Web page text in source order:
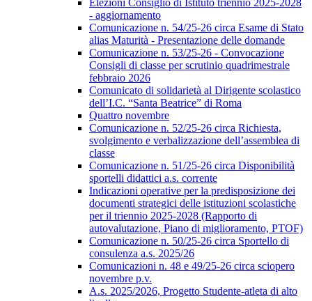
Elezioni Consiglio di Istituto triennio 2025-2028
- aggiornamento
Comunicazione n. 54/25-26 circa Esame di Stato
alias Maturità - Presentazione delle domande
Comunicazione n. 53/25-26 - Convocazione
Consigli di classe per scrutinio quadrimestrale
febbraio 2026
Comunicato di solidarietà al Dirigente scolastico
dell’I.C. “Santa Beatrice” di Roma
Quattro novembre
Comunicazione n. 52/25-26 circa Richiesta,
svolgimento e verbalizzazione dell’assemblea di
classe
Comunicazione n. 51/25-26 circa Disponibilità
sportelli didattici a.s. corrente
Indicazioni operative per la predisposizione dei
documenti strategici delle istituzioni scolastiche
per il triennio 2025-2028 (Rapporto di
autovalutazione, Piano di miglioramento, PTOF)
Comunicazione n. 50/25-26 circa Sportello di
consulenza a.s. 2025/26
Comunicazioni n. 48 e 49/25-26 circa sciopero
novembre p.v.
A.s. 2025/2026, Progetto Studente-atleta di alto